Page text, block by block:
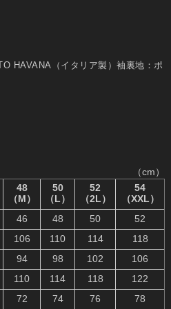
HAVANA（イタリア製）袖裏地：ポ